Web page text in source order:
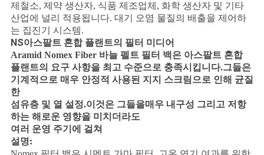
옴
표
를
요
구
하
제철소, 제약 생산자, 식품 제조업체, 화학 생산자 및 기타
산업에 널리 적용됩니다. 대기 오염 물질의 배출을 제어하
는 ​​집진기 시스템.
NS아스팔트 혼합 플랜트의 필터 미디어
Aramid Nomex Fiber 바늘 펠트 필터 백은 아스팔트 혼합
플랜트의 요구 사항을 최고 수준으로 충족시킵니다.그들은
기계적으로 매우 안정적 사용된 지지 스크림으로 인해 균질
한
섬유층 및 열 설정.이것은 그들을매우 내구성 그리고 저항
하는 해로운 영향을 미치더라도
여러 운영 주기에 걸쳐
설명: